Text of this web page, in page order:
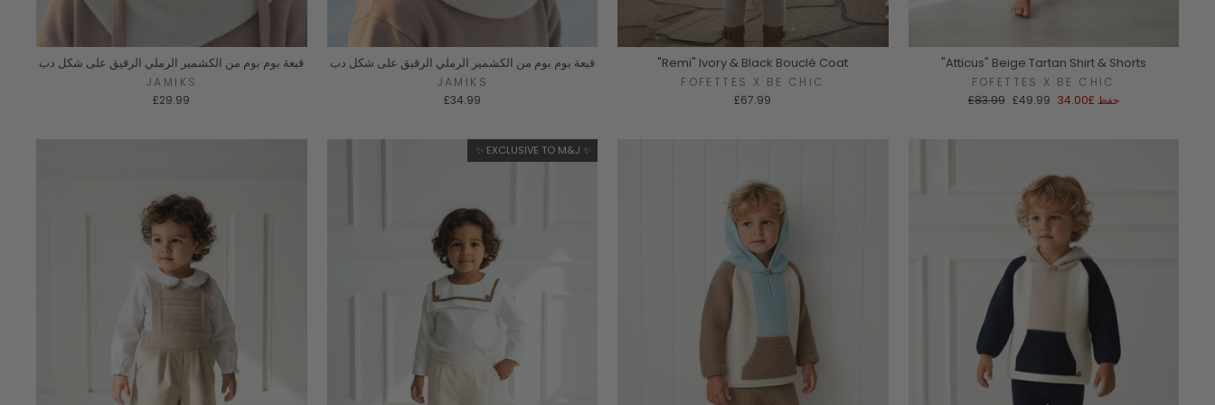
قبعة بوم بوم من الكشمير الرملي الرقيق على شكل دب
JAMIKS
£29.99
قبعة بوم بوم من الكشمير الرملي الرقيق على شكل دب
JAMIKS
£34.99
"Remi" Ivory & Black Bouclé Coat
FOFETTES X BE CHIC
£67.99
"Atticus" Beige Tartan Shirt & Shorts
FOFETTES X BE CHIC
السعر
£83.99 سعر
£49.99 حفظ £34.00
✨ EXCLUSIVE TO M&J ✨